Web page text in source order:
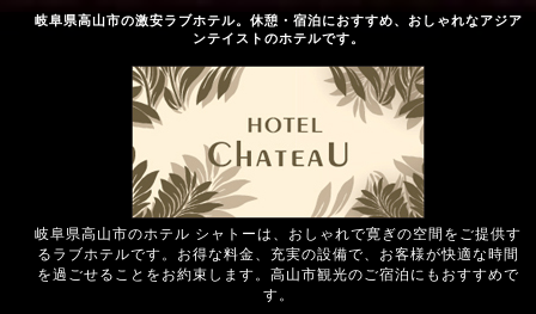
岐阜県高山市の激安ラブホテル。休憩・宿泊におすすめ、おしゃれなアジア
ンテイストのホテルです。
岐阜県高山市のホテル シャトーは、おしゃれで寛ぎの空間をご提供す
るラブホテルです。お得な料金、充実の設備で、お客様が快適な時間
を過ごせることをお約束します。高山市観光のご宿泊にもおすすめで
す。